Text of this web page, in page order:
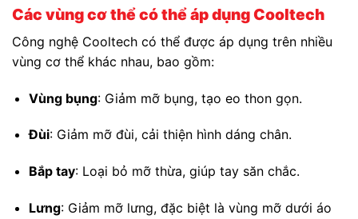
Các vùng cơ thể có thể áp dụng Cooltech
Công nghệ Cooltech có thể được áp dụng trên nhiều
vùng cơ thể khác nhau, bao gồm:
Vùng bụng: Giảm mỡ bụng, tạo eo thon gọn.
Đùi: Giảm mỡ đùi, cải thiện hình dáng chân.
Bắp tay: Loại bỏ mỡ thừa, giúp tay săn chắc.
Lưng: Giảm mỡ lưng, đặc biệt là vùng mỡ dưới áo